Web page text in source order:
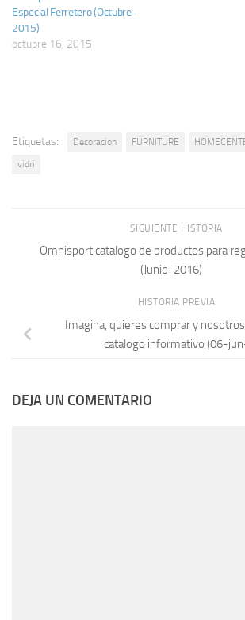
Especial Ferretero (Octubre-
2015)
octubre 16, 2015
Etiquetas: Decoracion FURNITURE
vidri
SIGUIENTE HISTORIA
Omnisport catalogo de productos para
(Junio-2016)
HISTORIA PREVIA
Imagina, quieres comprar y
catalogo informativo (06-
DEJA UN COMENTARIO